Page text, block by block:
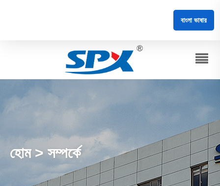
বাংলা ভাষার
হোম > সম্পর্কে